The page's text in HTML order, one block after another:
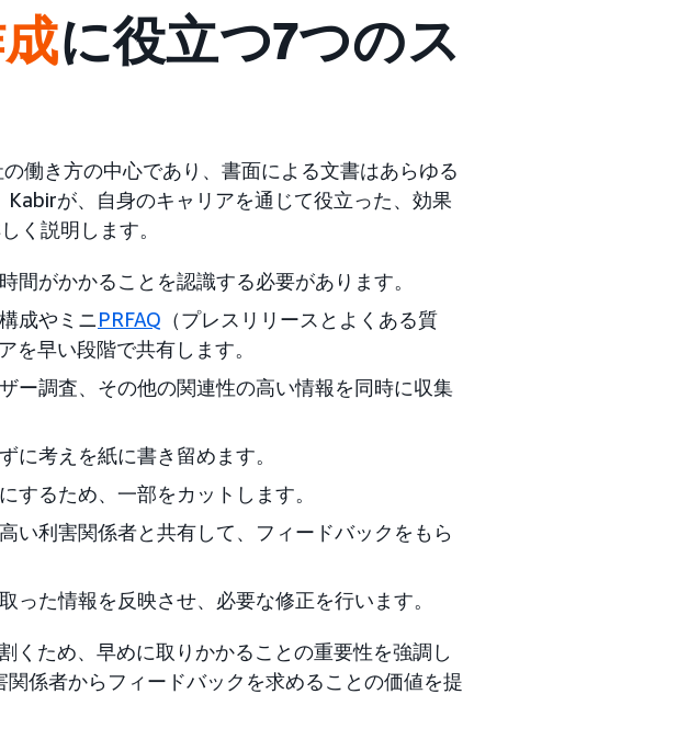
に役立つ7つのス
働き方の中心であり、書面による文書はあらゆる
が、自身のキャリアを通じて役立った、効果
く説明します。
間がかかることを認識する必要があります。
成やミニPRFAQ （プレスリリースとよくある質
を早い段階で共有します。
ー調査、その他の関連性の高い情報を同時に収集
に考えを紙に書き留めます。
するため、一部をカットします。
い利害関係者と共有して、フィードバックをもら
った情報を反映させ、必要な修正を行います。
くため、早めに取りかかることの重要性を強調し
係者からフィードバックを求めることの価値を提